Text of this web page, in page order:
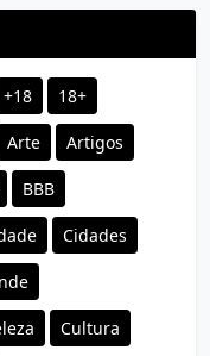
+18 18+
Arte Artigos
BBB
Cidades
Cultura